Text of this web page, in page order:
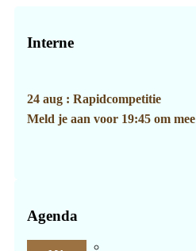
Sidebar
Interne
24 aug : Rapidcompetitie
Meld je aan voor 19:45 om
Agenda